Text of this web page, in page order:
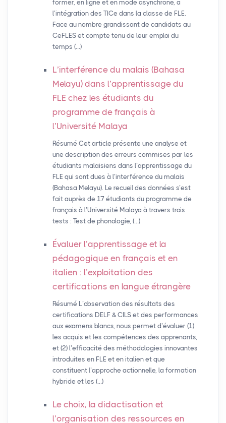
former, en ligne et en mode asynchrone, à
l’intégration des TICe dans la classe de FLE.
Face au nombre grandissant de candidats au
CeFLES et compte tenu de leur emploi du
temps (…)
L’interférence du malais (Bahasa
Melayu) dans l’apprentissage du
FLE chez les étudiants du
programme de français à
l’Université Malaya
Résumé Cet article présente une analyse et
une description des erreurs commises par les
étudiants malaisiens dans l’apprentissage du
FLE qui sont dues à l’interférence du malais
(Bahasa Melayu). Le recueil des données s’est
fait auprès de 17 étudiants du programme de
français à l’Université Malaya à travers trois
tests : Test de phonologie, (…)
Évaluer l’apprentissage et la
pédagogique en français et en
italien : l’exploitation des
certifications en langue étrangère
Résumé L’observation des résultats des
certifications DELF & CILS et des performances
aux examens blancs, nous permet d’évaluer (1)
les acquis et les compétences des apprenants,
et (2) l’efficacité des méthodologies innovantes
introduites en FLE et en italien et que
constituent l’approche actionnelle, la formation
hybride et les (…)
Le choix, la didactisation et
l’organisation des ressources en